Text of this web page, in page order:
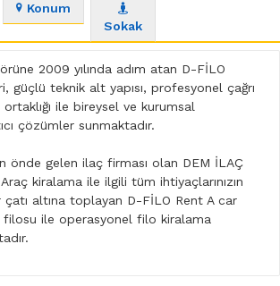
Konum
Sokak
2009 yılında adım atan D-FİLO
güçlü teknik alt yapısı, profesyonel çağrı
ile bireysel ve kurumsal
çözümler sunmaktadır.
önde gelen ilaç firması olan DEM İLAÇ
Araç kiralama ile ilgili tüm ihtiyaçlarınızın
altına toplayan D-FİLO Rent A car
filosu ile operasyonel filo kiralama